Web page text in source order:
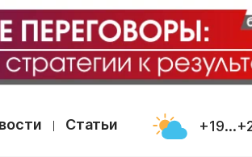
Статьи